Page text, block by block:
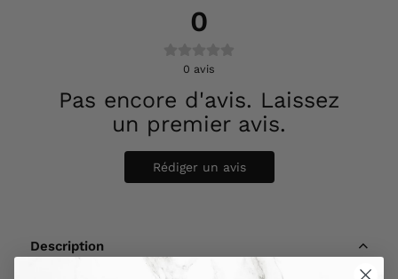
0
0 avis
Pas encore d'avis. Laissez
un premier avis.
Rédiger un avis
Description